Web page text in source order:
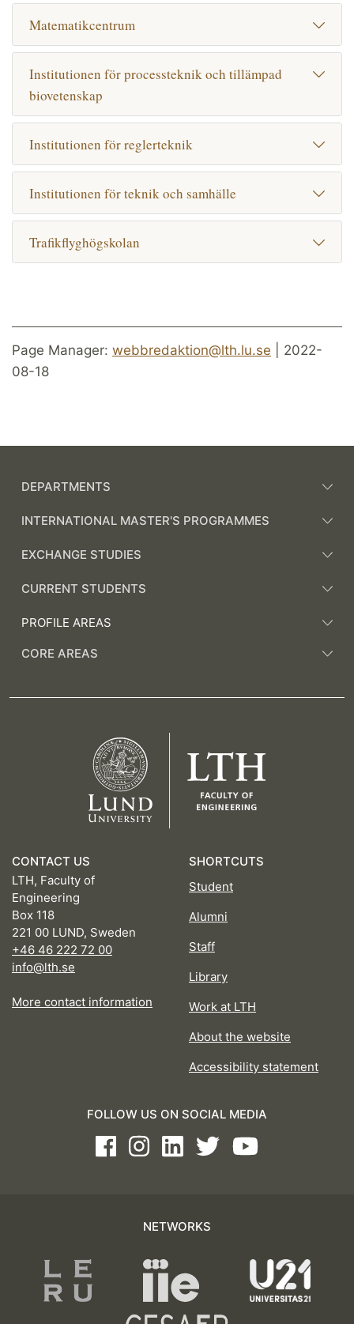
Matematikcentrum
Institutionen för processteknik och tillämpad
biovetenskap
Institutionen för reglerteknik
Institutionen för teknik och samhälle
Trafikflyghögskolan
Page Manager: webbredaktion@lth.lu.se | 2022-
08-18
DEPARTMENTS
INTERNATIONAL MASTER'S PROGRAMMES
EXCHANGE STUDIES
CURRENT STUDENTS
PROFILE AREAS
CORE AREAS
CONTACT US
LTH, Faculty of
Engineering
Box 118
221 00 LUND, Sweden
+46 46 222 72 00
info@lth.se
More contact information
SHORTCUTS
Student
Alumni
Staff
Library
Work at LTH
About the website
Accessibility statement
FOLLOW US ON SOCIAL MEDIA
FacebookInstagramLinkedInTwitterYoutube
NETWORKS